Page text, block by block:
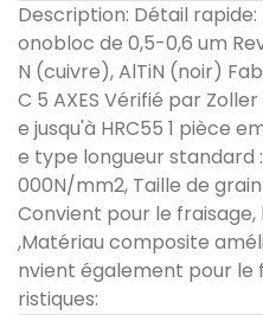
Description: Détail
onobloc de 0,5-0,6 um
N (cuivre), AlTiN (noir)
C 5 AXES Vérifié par
e jusqu'à HRC55 1 pièce
e type longueur standard :
000N/mm2, Taille de
Convient pour le
,Matériau composite
nvient également pour le
ristiques: